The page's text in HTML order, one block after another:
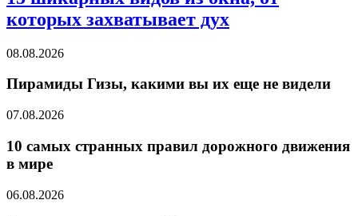
которых захватывает дух
08.08.2026
Пирамиды Гизы, какими вы их еще не видели
07.08.2026
10 самых странных правил дорожного движения
в мире
06.08.2026